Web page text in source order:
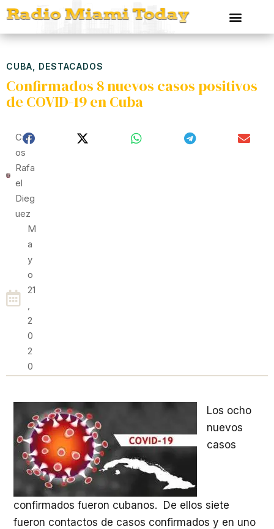
CUBA DESTACADOS
Confirmados 8 nuevos casos positivos
de COVID-19 en Cuba
Carl
Os
Rafa
El
Dieg
Uez
M
A
Y
O
21
,
2
0
2
0
Los ocho
nuevos
casos
confirmados fueron cubanos. De ellos siete
fueron contactos de casos confirmados y en uno